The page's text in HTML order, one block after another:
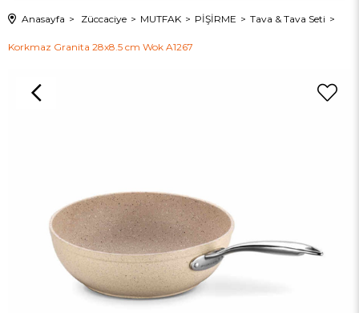
Anasayfa Züccaciye MUTFAK PİŞİRME Tava & Tava Seti
Korkmaz Granita 28x8.5 cm Wok A1267